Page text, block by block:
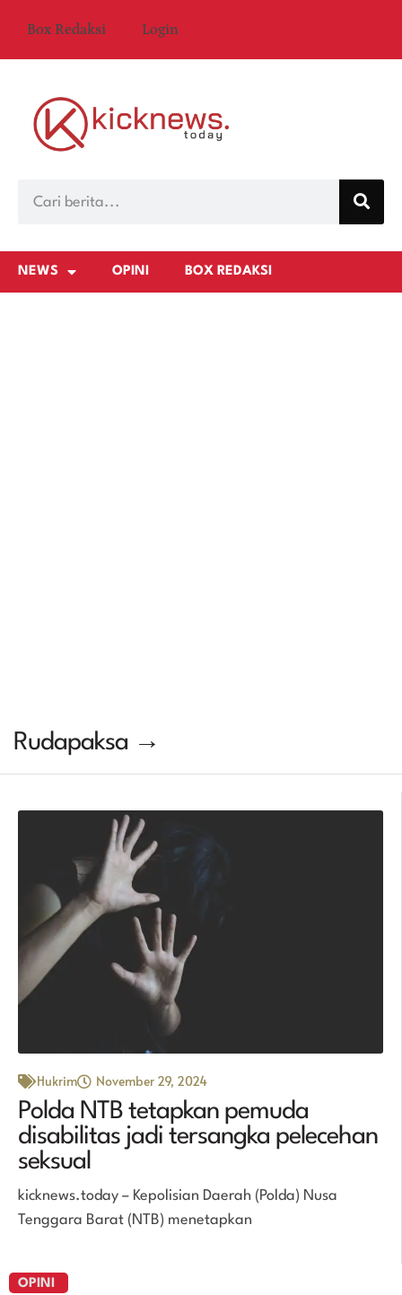
Box Redaksi Login
NEWS OPINI BOX REDAKSI
Rudapaksa →
Hukrim November 29, 2024
Polda NTB tetapkan pemuda
disabilitas jadi tersangka pelecehan
seksual
kicknews.today – Kepolisian Daerah (Polda) Nusa
Tenggara Barat (NTB) menetapkan
OPINI